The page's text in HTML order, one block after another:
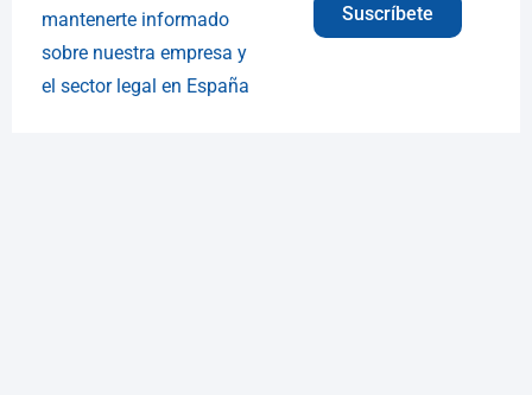
mantenerte informado
sobre nuestra empresa y
el sector legal en España
Suscríbete